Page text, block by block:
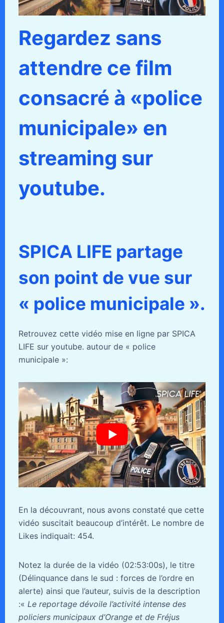
Regardez sans
attendre ce film
consacré à «police
municipale» en
streaming sur
youtube.
SPICA LIFE partage
son point de vue sur
« police municipale ».
Retrouvez cette vidéo mise en ligne par SPICA
LIFE sur youtube. autour de « police
municipale »:
En la découvrant, nous avons constaté que cette
vidéo suscitait beaucoup d’intérêt. Le nombre de
Likes indiquait: 454.
Notez la durée de la vidéo (02:53:00s), le titre
(Délinquance dans le sud : forces de l’ordre en
alerte) ainsi que l’auteur, suivis de la description
:« Le reportage dévoile l’activité intense des
policiers municipaux d’Orange et de Fréjus